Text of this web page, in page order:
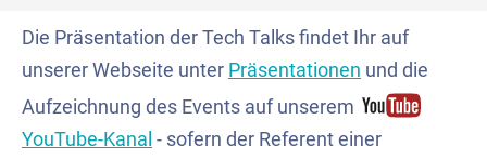
Die Präsentation der Tech Talks findet Ihr auf
unserer Webseite unter Präsentationen und die
Aufzeichnung des Events auf unserem
YouTube-Kanal - sofern der Referent einer